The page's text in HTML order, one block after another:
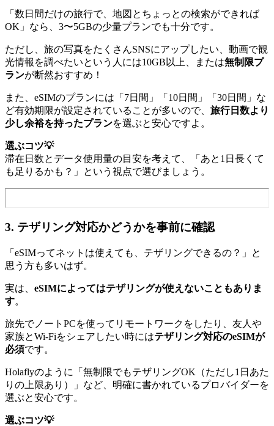
「数日間だけの旅行で、地図とちょっとの検索ができれば
OK」なら、3〜5GBの少量プランでも十分です。
ただし、旅の写真をたくさんSNSにアップしたい、動画で観
光情報を調べたいという人には10GB以上、または無制限プ
ランが断然おすすめ！
また、eSIMのプランには「7日間」「10日間」「30日間」な
ど有効期限が設定されていることが多いので、 旅行日数より
少し余裕を持ったプランを選ぶと安心ですよ。
選ぶコツ💡
滞在日数とデータ使用量の目安を考えて、「あと1日長くて
も足りるかも？」という視点で選びましょう。
3. テザリング対応かどうかを事前に確認
「eSIMってネットは使えても、テザリングできるの？」と
思う方も多いはず。
実は、 eSIMによってはテザリングが使えないこともありま
す。
旅先でノートPCを使ってリモートワークをしたり、友人や
家族とWi‑Fiをシェアしたい時にはテザリング対応のeSIMが
必須です。
Holaflyのように「無制限でもテザリングOK（ただし1日あた
りの上限あり）」など、明確に書かれているプロバイダーを
選ぶと安心です。
選ぶコツ💡